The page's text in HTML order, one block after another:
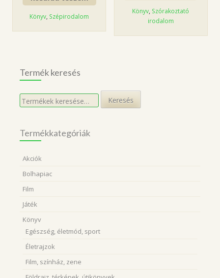
Könyv Szépirodalom
Könyv Szórakoztató
irodalom
Termék keresés
Keresés
a
Keresés
Termékkategóriák
Akciók
Bolhapiac
Film
Játék
Könyv
Egészség, életmód, sport
Életrajzok
Film, színház, zene